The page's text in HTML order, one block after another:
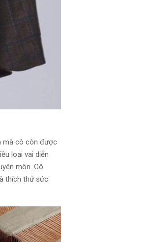
mà cô còn được
loại vai diễn
môn. Cô
thích thử sức